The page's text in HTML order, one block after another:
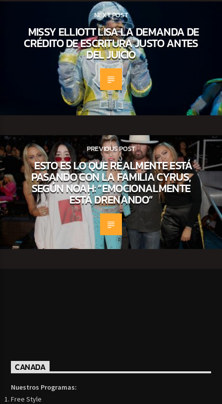
NEXT POST
MISSY ELLIOTT LISA LA DEMANDA DE
CRÉDITO DE ESCRITURA JUSTO ANTES
DEL JUICIO
PREVIOUS POST
ESTO ES LO QUE REALMENTE ESTÁ
PASANDO CON LA FAMILIA CYRUS,
SEGÚN NOAH: “EMOCIONALMENTE
ESTÁ DRENANDO”
CANADA
Nuestros Programas:
Free Style